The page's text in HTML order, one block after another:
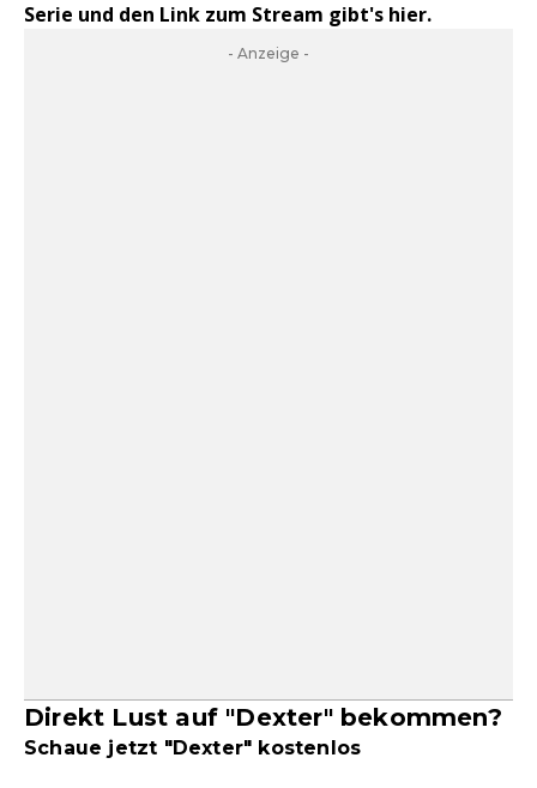
Serie und den Link zum Stream gibt's hier.
- Anzeige -
Direkt Lust auf "Dexter" bekommen?
Schaue jetzt "Dexter" kostenlos